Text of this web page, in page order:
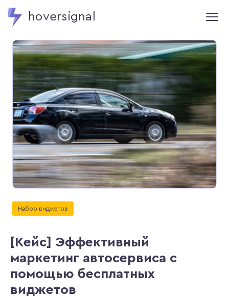
hoversignal
Набор виджетов
[Кейс] Эффективный
маркетинг автосервиса с
помощью бесплатных
виджетов